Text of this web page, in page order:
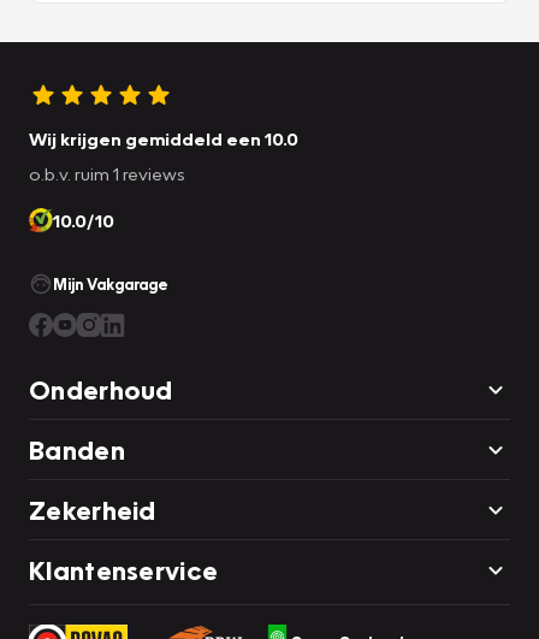
Wij krijgen gemiddeld een 10.0
o.b.v. ruim 1 reviews
10.0/10
Mijn Vakgarage
Onderhoud
Banden
Zekerheid
Klantenservice